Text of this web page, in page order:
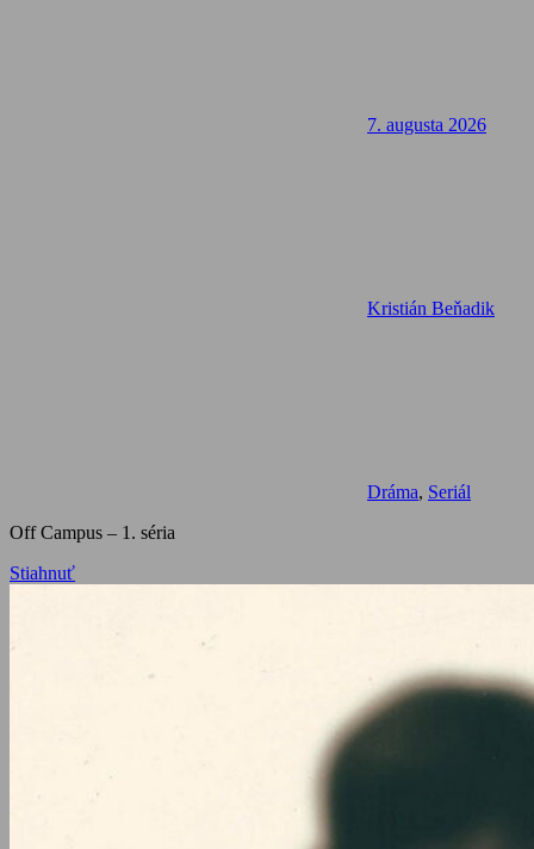
7. augusta 2026
Kristián Beňadik
Dráma, Seriál
Off Campus – 1. séria
Stiahnuť